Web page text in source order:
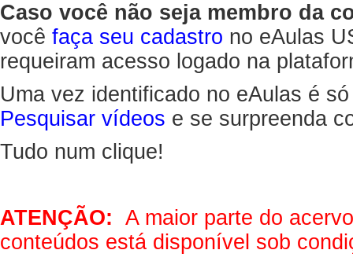
Caso você não seja membro da
você faça seu cadastro no eAulas
requeiram acesso logado na
Uma vez identificado no eAulas é
Pesquisar vídeos e se surpreenda
Tudo num clique!
ATENÇÃO: A maior parte do
conteúdos está disponível sob